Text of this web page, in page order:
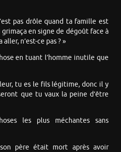
pas drôle quand ta famille est
grimaça en signe de dégoût face à
aller, n’est-ce pas ? »
en tuant l’homme inutile que
tu es le fils légitime, donc il y
que tu vaux la peine d’être
les plus méchantes sans
père était mort après avoir